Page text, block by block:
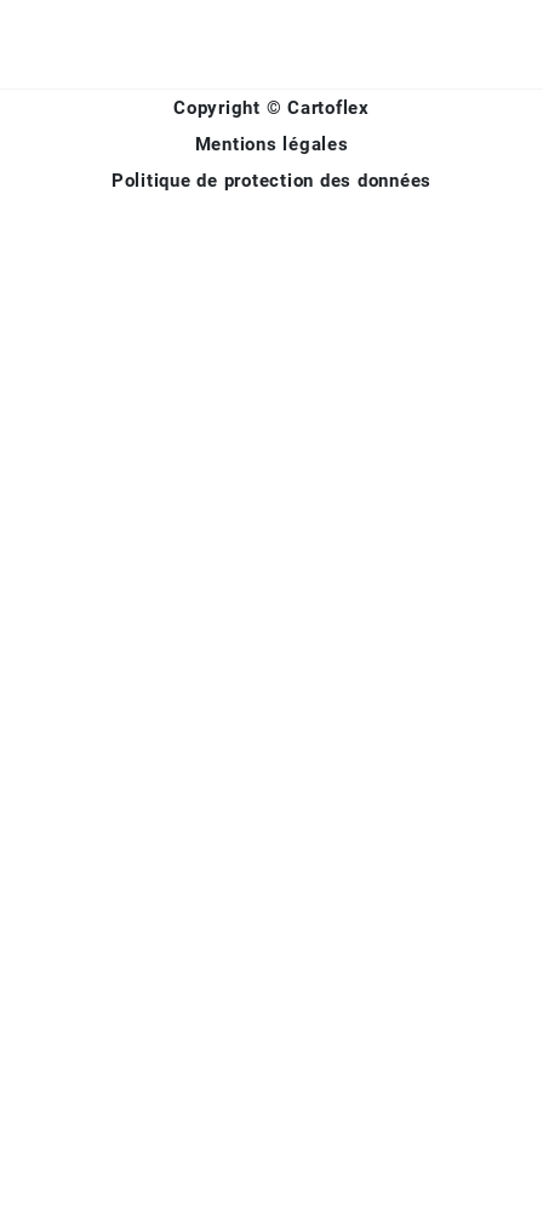
Copyright © Cartoflex
Mentions légales
Politique de protection des données